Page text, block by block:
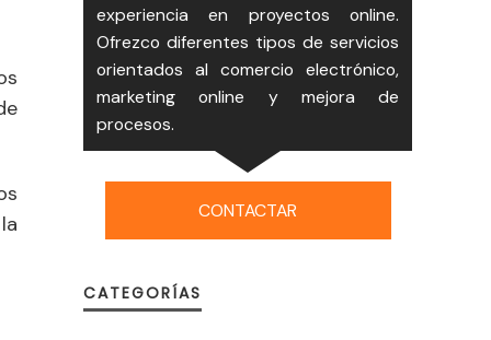
experiencia en proyectos online.
Ofrezco diferentes tipos de servicios
orientados al comercio electrónico,
marketing online y mejora de
procesos.
CONTACTAR
CATEGORÍAS